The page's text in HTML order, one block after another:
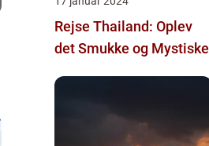
Rejse Thailand: Oplev
det Smukke og Mystiske